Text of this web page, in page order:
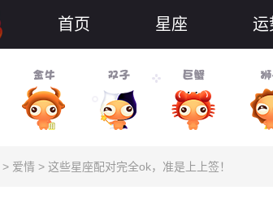
首页 星座 运
> 爱情 > 这些星座配对完全ok，准是上上签！